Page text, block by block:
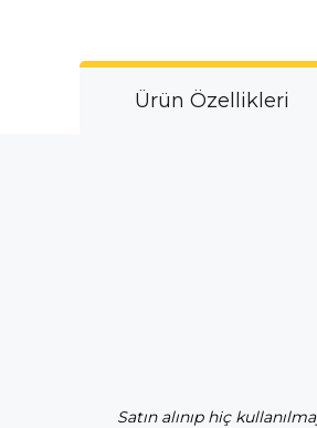
Ürün Özellikleri
Satın alınıp hiç